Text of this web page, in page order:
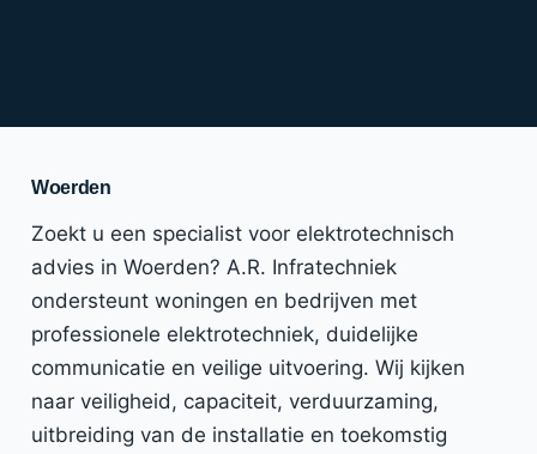
Woerden
Zoekt u een specialist voor elektrotechnisch
advies in Woerden? A.R. Infratechniek
ondersteunt woningen en bedrijven met
professionele elektrotechniek, duidelijke
communicatie en veilige uitvoering. Wij kijken
naar veiligheid, capaciteit, verduurzaming,
uitbreiding van de installatie en toekomstig